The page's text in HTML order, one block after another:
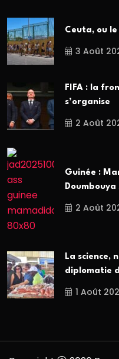
Ceuta, ou
3 Août
FIFA : la
s’organise
2 Août
Guinée :
Doumbouya
2 Août
La science,
diplomatie
1 Août